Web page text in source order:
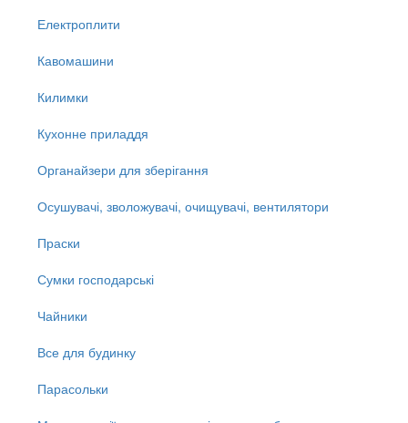
Електроплити
Кавомашини
Килимки
Кухонне приладдя
Органайзери для зберігання
Осушувачі, зволожувачі, очищувачі, вентилятори
Праски
Сумки господарські
Чайники
Все для будинку
Парасольки